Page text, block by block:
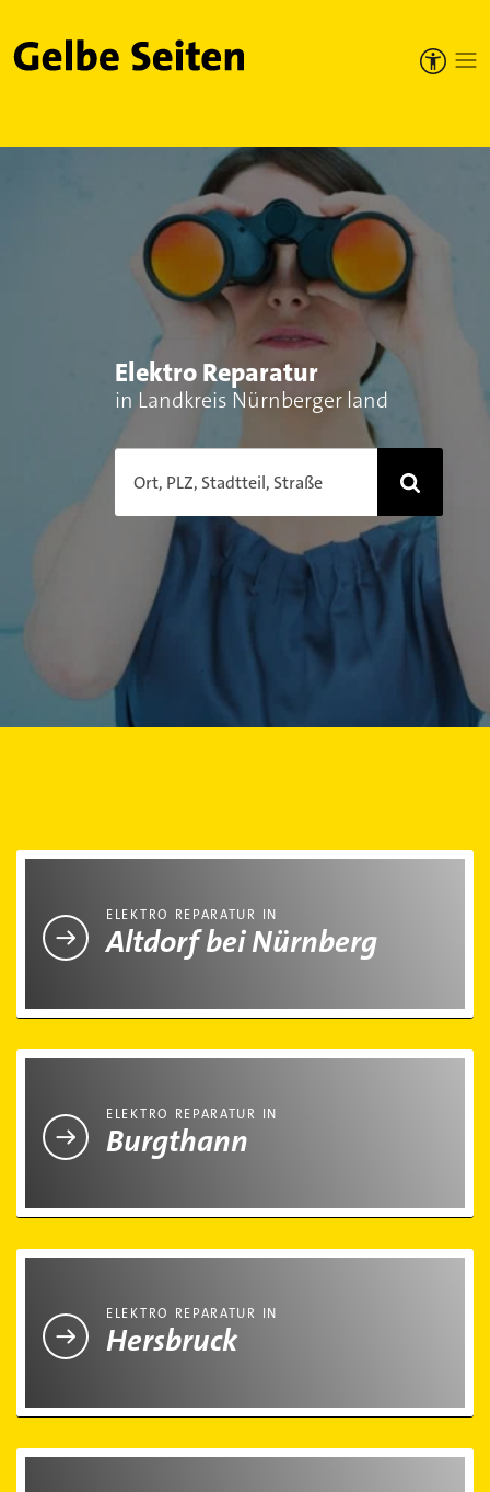
Gelbe Seiten
Elektro Reparatur
in Landkreis Nürnberger land
Ort, PLZ, Stadtteil, Straße
ELEKTRO REPARATUR IN
Altdorf bei Nürnberg
ELEKTRO REPARATUR IN
Burgthann
ELEKTRO REPARATUR IN
Hersbruck